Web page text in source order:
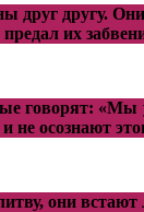
друг другу.
их
говорят:
не осознают
они